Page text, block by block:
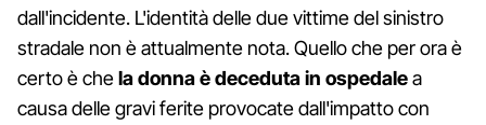
dall'incidente. L'identità delle due vittime del sinistro
stradale non è attualmente nota. Quello che per ora è
certo è chela donna è deceduta in ospedalea
causa delle gravi ferite provocate dall'impatto con